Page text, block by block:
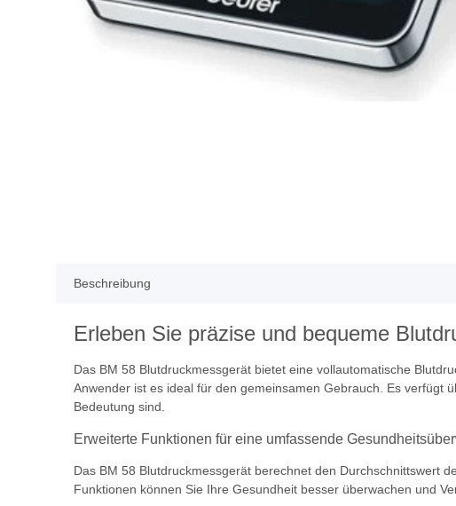
Beschreibung
Erleben Sie präzise und bequeme
Das BM 58 Blutdruckmessgerät bietet eine vollautomatische
Anwender ist es ideal für den gemeinsamen Gebrauch. Es verfügt
Bedeutung sind.
Erweiterte Funktionen für eine umfassende
Das BM 58 Blutdruckmessgerät berechnet den Durchschnittswert
Funktionen können Sie Ihre Gesundheit besser überwachen und